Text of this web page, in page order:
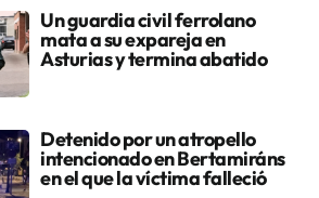
Un guardia civil ferrolano
mata a su expareja en
Asturias y termina abatido
Detenido por un atropello
intencionado en Bertamiráns
en el que la víctima falleció